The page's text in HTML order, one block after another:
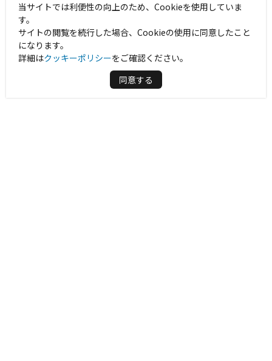
当サイトでは利便性の向上のため、Cookieを使用していま
す。
サイトの閲覧を続行した場合、Cookieの使用に同意したこと
になります。
詳細はクッキーポリシーをご確認ください。
同意する